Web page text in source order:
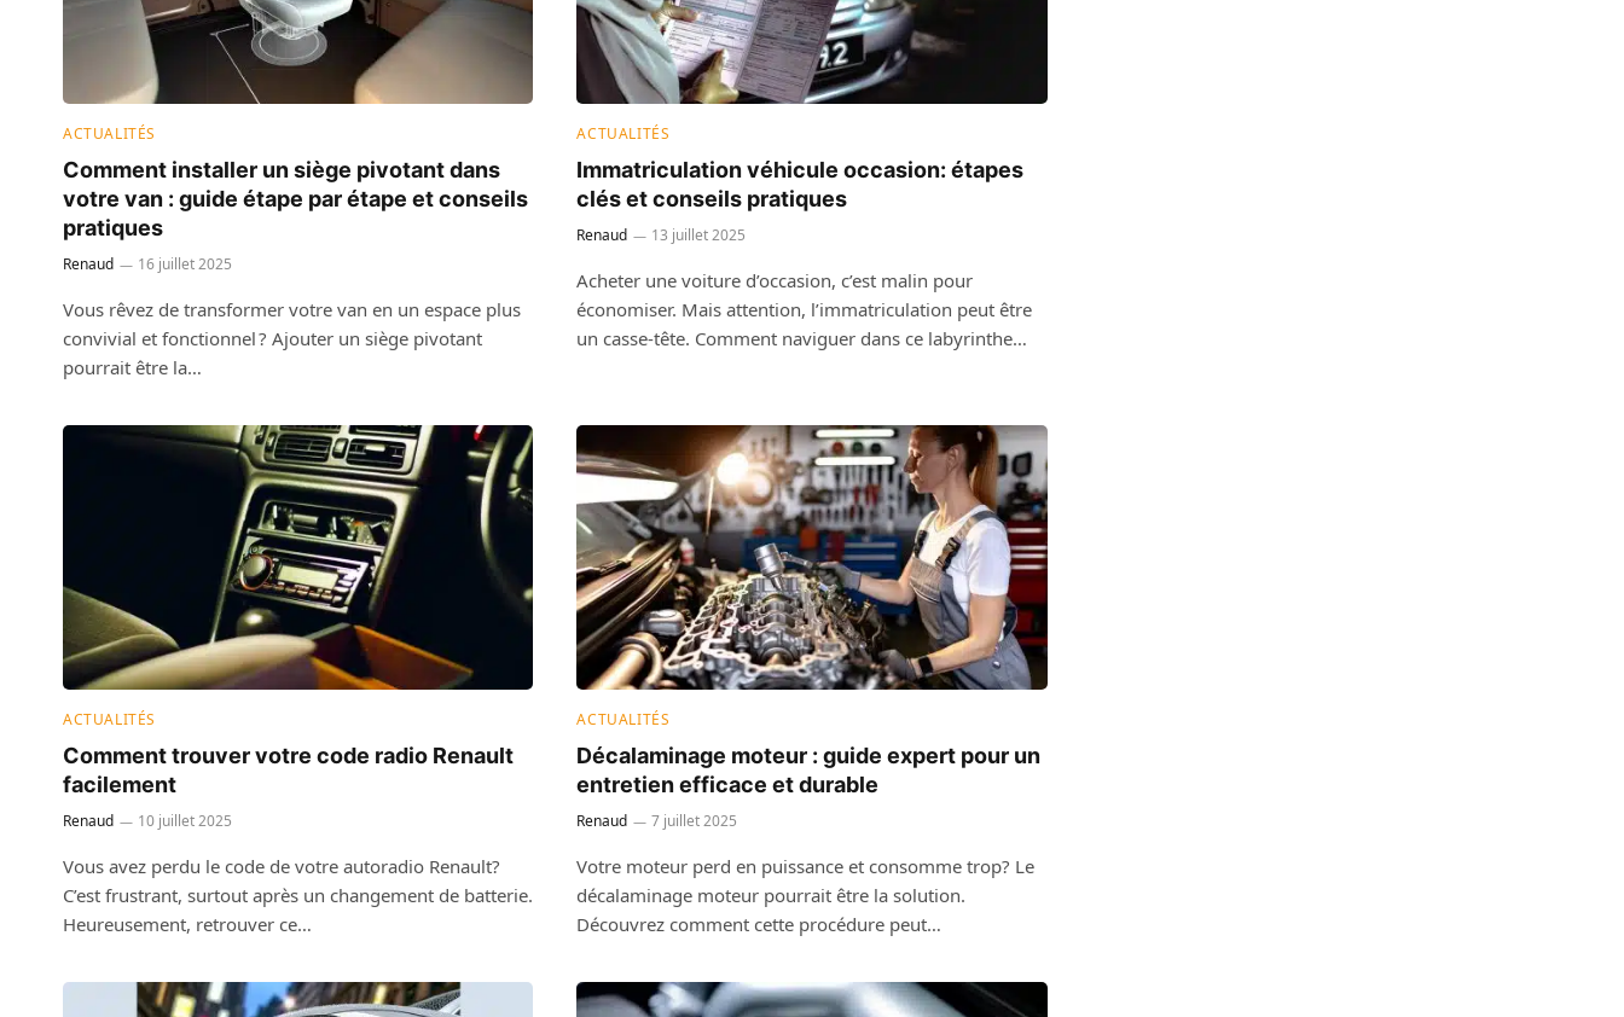
ACTUALITÉS
Comment installer un siège pivotant dans
votre van : guide étape par étape et conseils
pratiques
Renaud 16 juillet 2025
Vous rêvez de transformer votre van en un espace plus
convivial et fonctionnel ? Ajouter un siège pivotant
pourrait être la…
ACTUALITÉS
Immatriculation véhicule occasion: étapes
clés et conseils pratiques
Renaud 13 juillet 2025
Acheter une voiture d’occasion, c’est malin pour
économiser. Mais attention, l’immatriculation peut être
un casse-tête. Comment naviguer dans ce labyrinthe…
ACTUALITÉS
Comment trouver votre code radio Renault
facilement
Renaud 10 juillet 2025
Vous avez perdu le code de votre autoradio Renault?
C’est frustrant, surtout après un changement de batterie.
Heureusement, retrouver ce…
ACTUALITÉS
Décalaminage moteur : guide expert pour un
entretien efficace et durable
Renaud 7 juillet 2025
Votre moteur perd en puissance et consomme trop? Le
décalaminage moteur pourrait être la solution.
Découvrez comment cette procédure peut…